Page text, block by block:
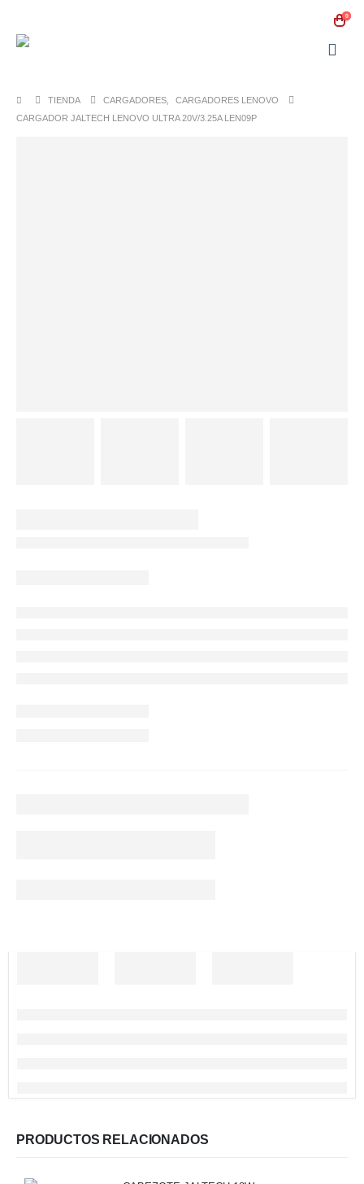
0
TIENDA CARGADORES
CARGADORES LENOVO
CARGADOR JALTECH LENOVO ULTRA 20V/3.25A LEN09P
PRODUCTOS RELACIONADOS